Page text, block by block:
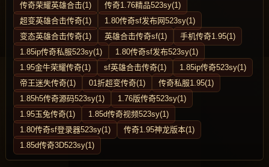
传奇荣耀英雄合击(1)
传奇1.76精品523sy(1)
超变英雄合击传奇(1)
1.80传奇sf发布网523sy(1)
变态英雄合击传奇(1)
英雄合击传奇sf(1)
手机传奇1.95(1)
1.85ip传奇私服523sy(1)
1.80传奇sf发布523sy(1)
1.95金牛荣耀传奇(1)
sf英雄合击传奇(1)
1.85ip传奇523sy(1)
帝王迷失传奇(1)
01折超变传奇(1)
传奇私服1.95(1)
1.85h5传奇源码523sy(1)
1.76版传奇523sy(1)
1.95玉兔传奇(1)
1.85d传奇视频523sy(1)
1.80传奇sf登录器523sy(1)
传奇1.95神龙版本(1)
1.85d传奇3D523sy(1)